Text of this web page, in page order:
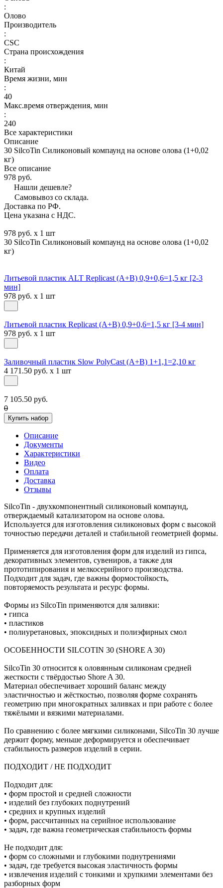
:
Олово
Производитель
:
CSC
Страна происхождения
:
Китай
Время жизни, мин
:
40
Макс.время отверждения, мин
:
240
Все характеристики
Описание
30 SilcoTin Силиконовый компаунд на основе олова (1+0,02
кг)
Все описание
978 руб.
Нашли дешевле?
Самовывоз со склада.
Доставка по РФ.
Цена указана с НДС.
978 руб. x 1 шт
30 SilcoTin Силиконовый компаунд на основе олова (1+0,02
кг)
Литьевой пластик ALT Replicast (А+В) 0,9+0,6=1,5 кг [2-3
мин]
978 руб. x 1 шт
Литьевой пластик Replicast (А+В) 0,9+0,6=1,5 кг [3-4 мин]
978 руб. x 1 шт
Заливочный пластик Slow PolyCast (A+B) 1+1,1=2,10 кг
4 171.50 руб. x 1 шт
7 105.50 руб.
0
Купить набор
Описание
Документы
Характеристики
Видео
Оплата
Доставка
Отзывы
SilcoTin - двухкомпонентный силиконовый компаунд,
отверждаемый катализатором на основе олова.
Используется для изготовления силиконовых форм с высокой
точностью передачи деталей и стабильной геометрией формы.
Применяется для изготовления форм для изделий из гипса,
декоративных элементов, сувениров, а также для
прототипирования и мелкосерийного производства.
Подходит для задач, где важны формостойкость,
повторяемость результата и ресурс формы.
Формы из SilcoTin применяются для заливки:
• гипса
• пластиков
• полиуретановых, эпоксидных и полиэфирных смол
ОСОБЕННОСТИ SILCOTIN 30 (SHORE A 30)
SilcoTin 30 относится к оловянным силиконам средней
жесткости с твёрдостью Shore A 30.
Материал обеспечивает хороший баланс между
эластичностью и жёсткостью, позволяя форме сохранять
геометрию при многократных заливках и при работе с более
тяжёлыми и вязкими материалами.
По сравнению с более мягкими силиконами, SilcoTin 30 лучше
держит форму, меньше деформируется и обеспечивает
стабильность размеров изделий в серии.
ПОДХОДИТ / НЕ ПОДХОДИТ
Подходит для:
• форм простой и средней сложности
• изделий без глубоких поднутрений
• средних и крупных изделий
• форм, рассчитанных на серийное использование
• задач, где важна геометрическая стабильность формы
Не подходит для:
• форм со сложными и глубокими поднутрениями
• задач, где требуется высокая эластичность формы
• извлечения изделий с тонкими и хрупкими элементами без
разборных форм